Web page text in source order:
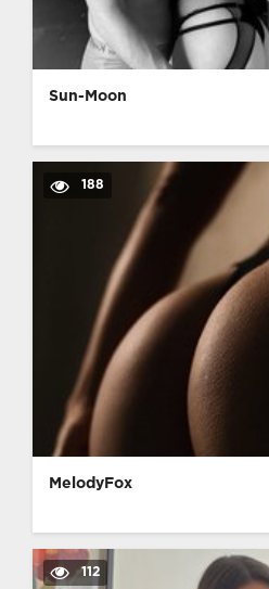
Sun-Moon
188
MelodyFox
112